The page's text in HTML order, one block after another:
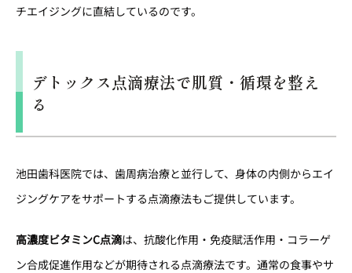
チエイジングに直結しているのです。
デトックス点滴療法で肌質・循環を整え
る
池田歯科医院では、歯周病治療と並行して、身体の内側からエイ
ジングケアをサポートする点滴療法もご提供しています。
高濃度ビタミンC点滴は、抗酸化作用・免疫賦活作用・コラーゲ
ン合成促進作用などが期待される点滴療法です。通常の食事やサ